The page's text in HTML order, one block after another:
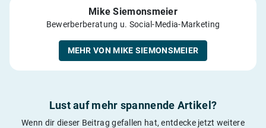
Mike Siemonsmeier
Bewerberberatung u. Social-Media-Marketing
MEHR VON MIKE SIEMONSMEIER
Lust auf mehr spannende Artikel?
Wenn dir dieser Beitrag gefallen hat, entdecke jetzt weitere